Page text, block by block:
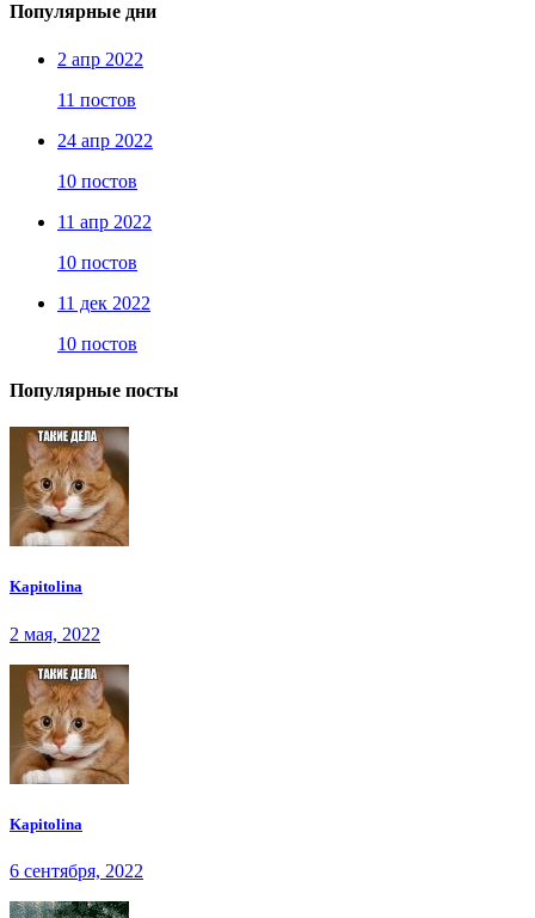
Популярные дни
2 апр 2022
11 постов
24 апр 2022
10 постов
11 апр 2022
10 постов
11 дек 2022
10 постов
Популярные посты
Kapitolina
2 мая, 2022
Kapitolina
6 сентября, 2022